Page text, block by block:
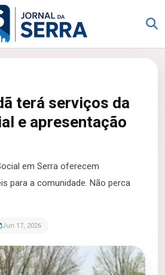
terá serviços da
e apresentação
em Serra oferecem
para a comunidade. Não perca
Jun 17, 2026